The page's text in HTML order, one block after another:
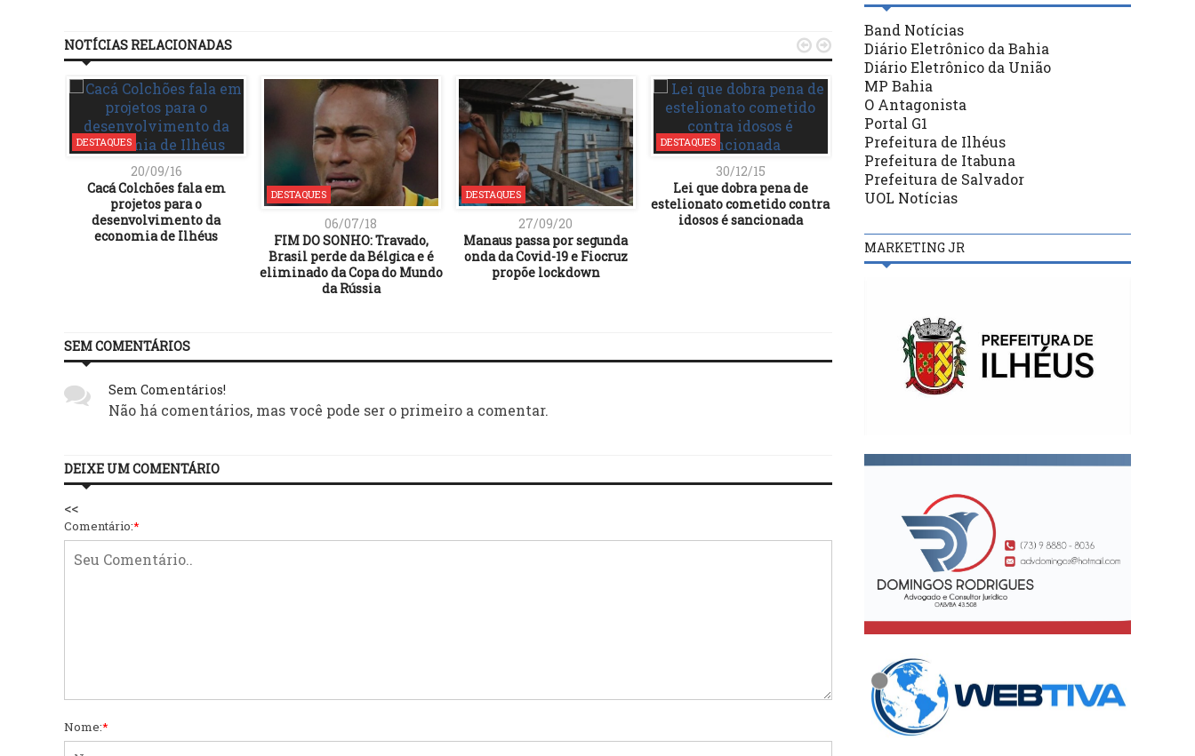
NOTÍCIAS RELACIONADAS
DESTAQUES
20/09/16
Cacá Colchões fala em
projetos para o
desenvolvimento da
economia de Ilhéus
DESTAQUES
06/07/18
FIM DO SONHO: Travado,
Brasil perde da Bélgica e é
eliminado da Copa do Mundo
da Rússia
DESTAQUES
27/09/20
Manaus passa por segunda
onda da Covid-19 e Fiocruz
propõe lockdown
DESTAQUES
30/12/15
Lei que dobra pena de
estelionato cometido contra
idosos é sancionada
DESTAQUES
09/12/16
CÂMARA REALIZA
SEMINÁRIO SOBRE
PARTICIPAÇÃO SOCIAL
Em 100 dias de
 
SEM COMENTÁRIOS
Sem Comentários!
Não há comentários, mas você pode ser o primeiro a comentar.
DEIXE UM COMENTÁRIO
<<
Comentário:*
Nome:*
Band Notícias
Diário Eletrônico da Bahia
Diário Eletrônico da União
MP Bahia
O Antagonista
Portal G1
Prefeitura de Ilhéus
Prefeitura de Itabuna
Prefeitura de Salvador
UOL Notícias
MARKETING JR